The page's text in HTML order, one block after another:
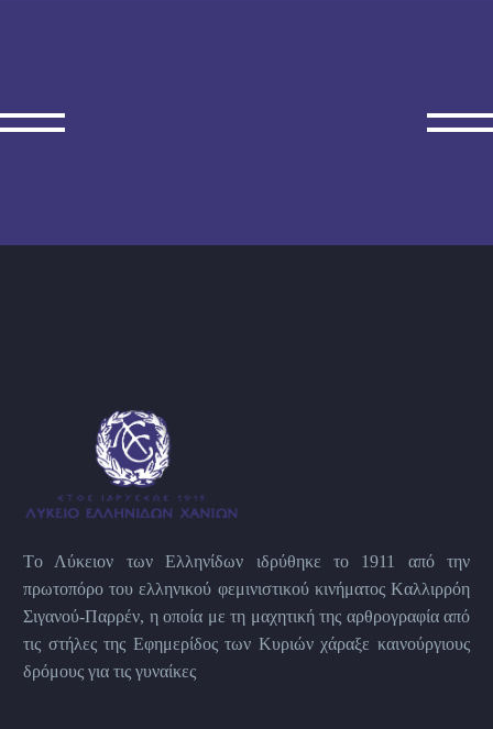
Tο Λύκειον των Eλληνίδων ιδρύθηκε το 1911 από την
πρωτοπόρο του ελληνικού φεμινιστικού κινήματος Kαλλιρρόη
Σιγανού-Παρρέν, η οποία με τη μαχητική της αρθρογραφία από
τις στήλες της Εφημερίδος των Kυριών χάραξε καινούργιους
δρόμους για τις γυναίκες